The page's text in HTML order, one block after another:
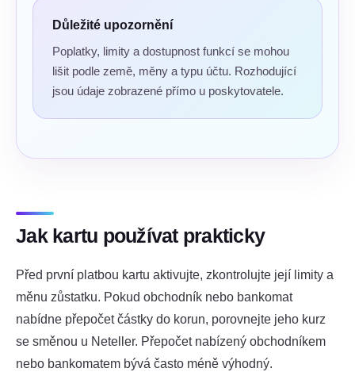
Důležité upozornění
Poplatky, limity a dostupnost funkcí se mohou
lišit podle země, měny a typu účtu. Rozhodující
jsou údaje zobrazené přímo u poskytovatele.
Jak kartu používat prakticky
Před první platbou kartu aktivujte, zkontrolujte její limity a
měnu zůstatku. Pokud obchodník nebo bankomat
nabídne přepočet částky do korun, porovnejte jeho kurz
se směnou u Neteller. Přepočet nabízený obchodníkem
nebo bankomatem bývá často méně výhodný.